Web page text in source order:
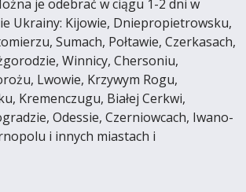
je odebrać w ciągu 1-2 dni w
Ukrainy: Kijowie, Dniepropietrowsku,
Sumach, Połtawie, Czerkasach,
Winnicy, Chersoniu,
Lwowie, Krzywym Rogu,
Kremenczugu, Białej Cerkwi,
Odessie, Czerniowcach, Iwano-
i innych miastach i